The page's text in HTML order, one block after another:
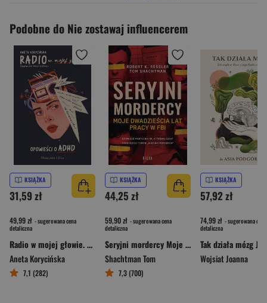
Podobne do Nie zostawaj influencerem
KSIĄŻKA
31,59 zł
49,99 zł - sugerowana cena
detaliczna
Radio w mojej głowie. Opowieści o ADHD
Aneta Korycińska
7,1 (282)
KSIĄŻKA
44,25 zł
59,90 zł - sugerowana cena
detaliczna
Seryjni mordercy Moje dwadzieścia lat pracy w FBI
Shachtman Tom
7,3 (700)
KSIĄŻKA
57,92 zł
74,99 zł - sugerowana cena
detaliczna
Wojsiat Joanna